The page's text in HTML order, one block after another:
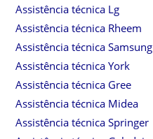
Assistência técnica Lg
Assistência técnica Rheem
Assistência técnica Samsung
Assistência técnica York
Assistência técnica Gree
Assistência técnica Midea
Assistência técnica Springer